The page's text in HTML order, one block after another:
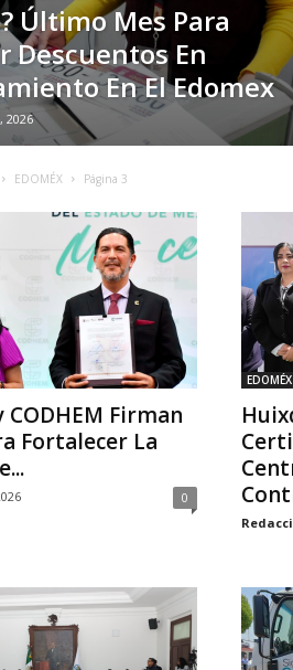
Último Mes Para
Descuentos En
En El Edomex
2026
EDOMÉX Página 3
CODHEM Firman
Fortalecer La
0
EDOMÉX